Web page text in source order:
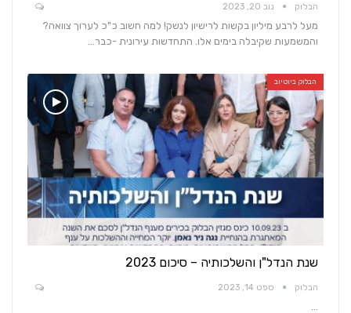
הבלוק נוב 20, 2023
מעל לרבע מיליון בקשות לרישיון לנשק! למה חשוב כ"כ לערוך צוואה?
והמשמעות שקיבלה בימים אלו. התחדשות עירונית -כבר…
הבלוק ביוטיוב
שנת הנדל"ן והשלכותיה – סיכום 2023
הבלוק ספט 14, 2023
…